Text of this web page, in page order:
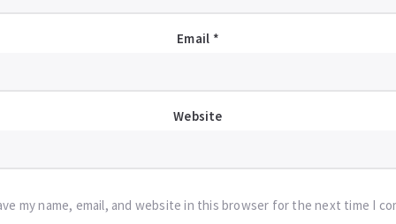
Email *
Website
my name, email, and website in this browser for the next time I